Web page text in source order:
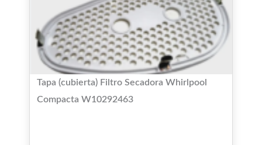
Tapa (cubierta) Filtro Secadora Whirlpool
Compacta W10292463